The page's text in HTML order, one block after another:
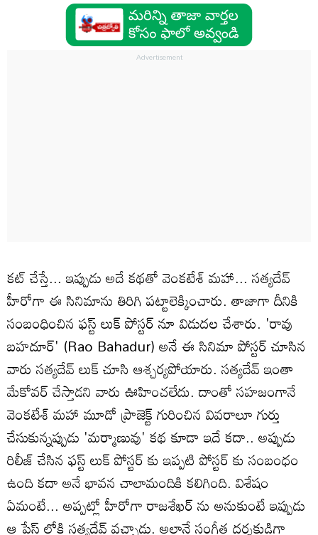
కట్ చేస్తే... ఇప్పుడు అదే కథతో వెంకటేశ్‌ మహా... సత్యదేవ్
హీరోగా ఈ సినిమాను తిరిగి పట్టాలెక్కించారు. తాజాగా దీనికి
సంబంధించిన ఫస్ట్ లుక్ పోస్టర్ నూ విడుదల చేశారు. 'రావు
బహదూర్' (Rao Bahadur) అనే ఈ సినిమా పోస్టర్ చూసిన
వారు సత్యదేవ్ లుక్ చూసి ఆశ్చర్యపోయారు. సత్యదేవ్ ఇంతా
మేకోవర్ చేస్తాడని వారు ఊహించలేదు. దాంతో సహజంగానే
వెంకటేశ్‌ మహా మూడో ప్రాజెక్ట్ గురించిన వివరాలూ గుర్తు
చేసుకున్నప్పుడు 'మర్మాణువు' కథ కూడా ఇదే కదా.. అప్పుడు
రిలీజ్ చేసిన ఫస్ట్ లుక్ పోస్టర్ కు ఇప్పటి పోస్టర్ కు సంబంధం
ఉంది కదా అనే భావన చాలామందికి కలిగింది. విశేషం
ఏమంటే... అప్పట్లో హీరోగా రాజశేఖర్ ను అనుకుంటే ఇప్పుడు
ఆ ప్లేస్ లోకి సత్యదేవ్ వచ్చాడు. అలానే సంగీత దర్శకుడిగా